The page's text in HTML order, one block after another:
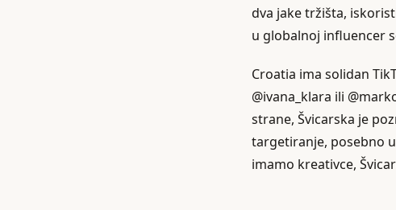
dva jake tržišta,
u globalnoj influencer
Croatia ima solidan
@ivana_klara ili
strane, Švicarska je
targetiranje, posebno
imamo kreativce,